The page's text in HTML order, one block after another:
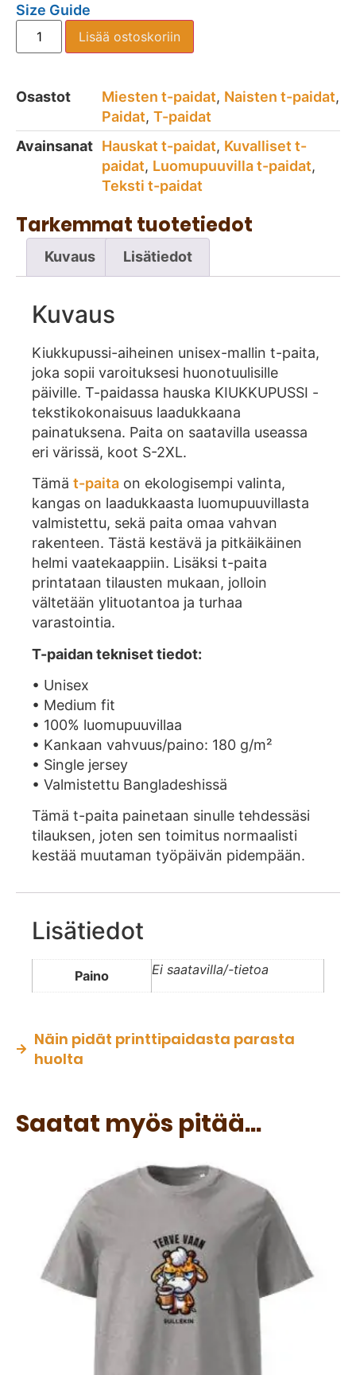
Size Guide
Lisää ostoskoriin
Osastot Miesten t-paidat, Naisten t-paidat,
Paidat, T-paidat
Avainsanat Hauskat t-paidat, Kuvalliset t-
paidat, Luomupuuvilla t-paidat,
Teksti t-paidat
Tarkemmat tuotetiedot
Kuvaus Lisätiedot
Kuvaus
Kiukkupussi-aiheinen unisex-mallin t-paita,
joka sopii varoituksesi huonotuulisille
päiville. T-paidassa hauska KIUKKUPUSSI -
tekstikokonaisuus laadukkaana
painatuksena. Paita on saatavilla useassa
eri värissä, koot S-2XL.
Tämä t-paita on ekologisempi valinta,
kangas on laadukkaasta luomupuuvillasta
valmistettu, sekä paita omaa vahvan
rakenteen. Tästä kestävä ja pitkäikäinen
helmi vaatekaappiin. Lisäksi t-paita
printataan tilausten mukaan, jolloin
vältetään ylituotantoa ja turhaa
varastointia.
T-paidan tekniset tiedot:
• Unisex
• Medium fit
• 100% luomupuuvillaa
• Kankaan vahvuus/paino: 180 g/m²
• Single jersey
• Valmistettu Bangladeshissä
Tämä t-paita painetaan sinulle tehdessäsi
tilauksen, joten sen toimitus normaalisti
kestää muutaman työpäivän pidempään.
Lisätiedot
Paino Ei saatavilla/-tietoa
Näin pidät printtipaidasta parasta
huolta
Saatat myös pitää...